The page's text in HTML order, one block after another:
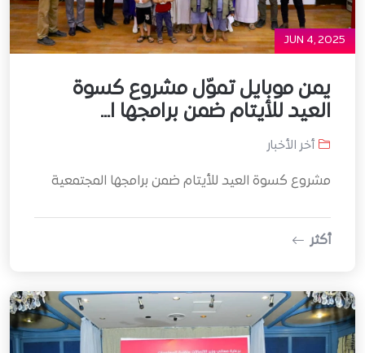
JUN 4, 2025
يمن موبايل تموّل مشروع كسوة
العيد للأيتام ضمن برامجها ا...
أخر الأخبار
مشروع كسوة العيد للأيتام ضمن برامجها المجتمعية
أكثر